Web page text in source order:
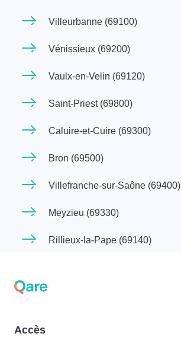
Villeurbanne (69100)
Vénissieux (69200)
Vaulx-en-Velin (69120)
Saint-Priest (69800)
Caluire-et-Cuire (69300)
Bron (69500)
Villefranche-sur-Saône (69400)
Meyzieu (69330)
Rillieux-la-Pape (69140)
Accès